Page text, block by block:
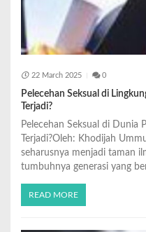
22 March 2025 0
Pelecehan Seksual di
Terjadi?
Pelecehan Seksual di Dunia
Terjadi?Oleh: Khodijah
seharusnya menjadi taman
tumbuhnya generasi yang
READ MORE